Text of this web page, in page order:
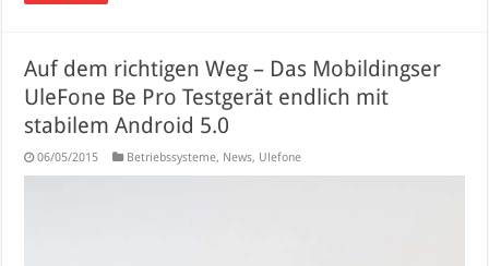
Auf dem richtigen Weg – Das Mobildingser
UleFone Be Pro Testgerät endlich mit
stabilem Android 5.0
06/05/2015 Betriebssysteme, News, Ulefone